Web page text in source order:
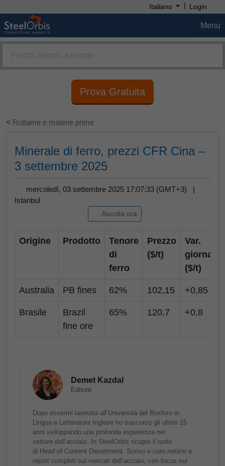
Italiano | Login
Menu
Prova Gratuita
< Rottame e materie prime
Minerale di ferro, prezzi CFR Cina –
3 settembre 2025
mercoledì, 03 settembre 2025 17:07:33 (GMT+3) |
Istanbul
Ascolta ora
Origine Prodotto
Tenore
di
ferro
Prezzo
($/t)
Var.
($/t)
Australia PB fines 62% 102,15 +0,85
Brasile
Brazil
fine ore
65% 120,7 +0,8
Demet Kazdal
Editore
Dopo essermi laureata all’Università del Bosforo in
Lingua e Letteratura Inglese ho trascorso gli ultimi 15
anni sviluppando una profonda esperienza nel
settore dell’acciaio. In SteelOrbis ricopro il ruolo
di Head of Content Department. Scrivo e curo notizie e
report completi sui mercati dell’acciaio, con focus sul